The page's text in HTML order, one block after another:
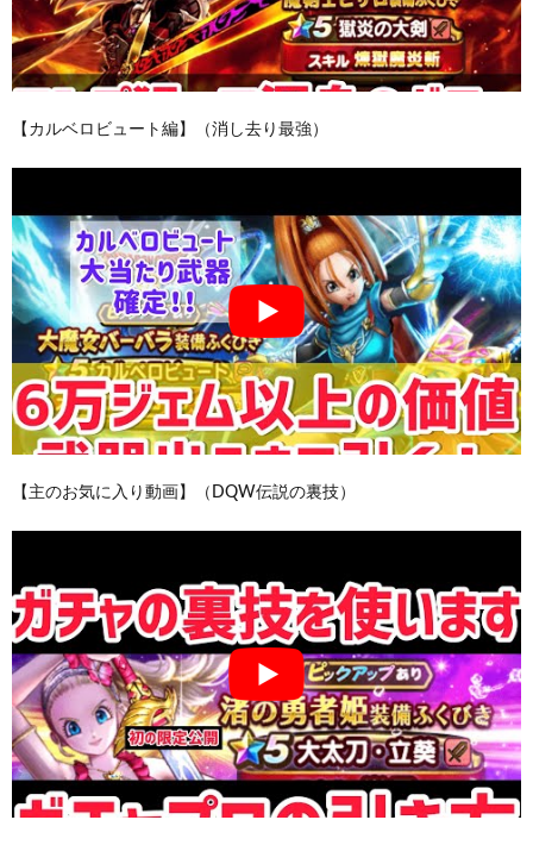
【カルベロビュート編】（消し去り最強）
【主のお気に入り動画】（DQW伝説の裏技）